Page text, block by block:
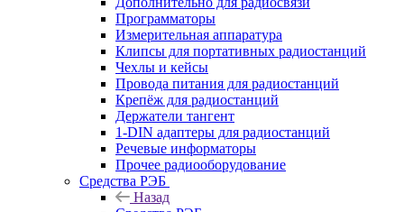
Программаторы
Измерительная аппаратура
Клипсы для портативных радиостанций
Чехлы и кейсы
Провода питания для радиостанций
Крепёж для радиостанций
Держатели тангент
1-DIN адаптеры для радиостанций
Речевые информаторы
Прочее радиооборудование
Средства РЭБ
Назад